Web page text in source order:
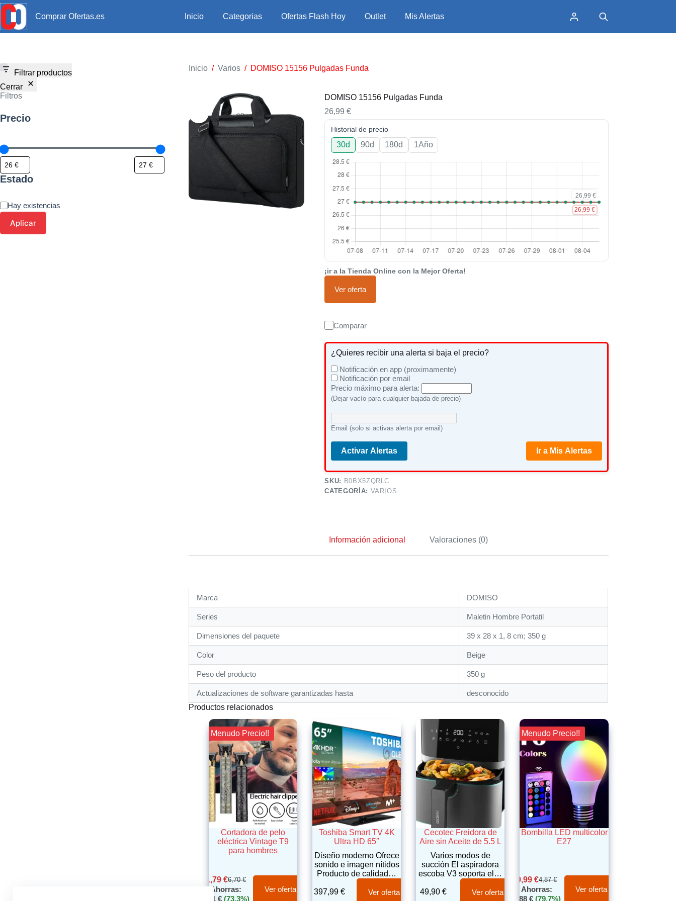
Comprar Ofertas.es Inicio Categorias Ofertas Flash Hoy Outlet Mis Alertas
Inicio / Varios / DOMISO 15156 Pulgadas Funda
DOMISO 15156 Pulgadas Funda
26,99€
Historial de precio
30d 90d 180d 1Año
¡ir a la Tienda Online con la Mejor Oferta!
Ver oferta
Comparar
¿Quieres recibir una alerta si baja el precio?
Notificación en app (proximamente)
Notificación por email
Precio máximo para alerta:
(Dejar vacío para cualquier bajada de precio)
Email (solo si activas alerta por email)
Activar Alertas Ir a Mis Alertas
SKU: B0BX5ZQRLC
CATEGORÍA: VARIOS
Información adicional Valoraciones (0)
Marca ‎DOMISO
Series ‎Maletin Hombre Portatil
Dimensiones del paquete ‎39 x 28 x 1, 8 cm; 350 g
Color ‎Beige
Peso del producto ‎350 g
Actualizaciones de software garantizadas hasta
‎desconocido
Productos relacionados
¡¡ Menudo Precio!!
Cortadora de pelo
eléctrica Vintage T9
para hombres
6,70€
1,79 €
Ahorras:
4,91€ (73.3%)
Ver oferta
Toshiba Smart TV 4K
Ultra HD 65″
Diseño moderno Ofrece
sonido e imagen nítidos
Producto de calidad…
397,99€ Ver oferta
Cecotec Freidora de
Aire sin Aceite de 5.5 L
Varios modos de
succión El aspiradora
escoba V3 soporta el…
49,90 € Ver oferta
¡¡ Menudo Precio!!
Bombilla LED multicolor
E27
4,87€
0,99€
Ahorras:
3,88 € (79.7%)
Ver oferta
Filtrar productos
Cerrar
Filtros
Precio
Estado
Hay existencias
Aplicar